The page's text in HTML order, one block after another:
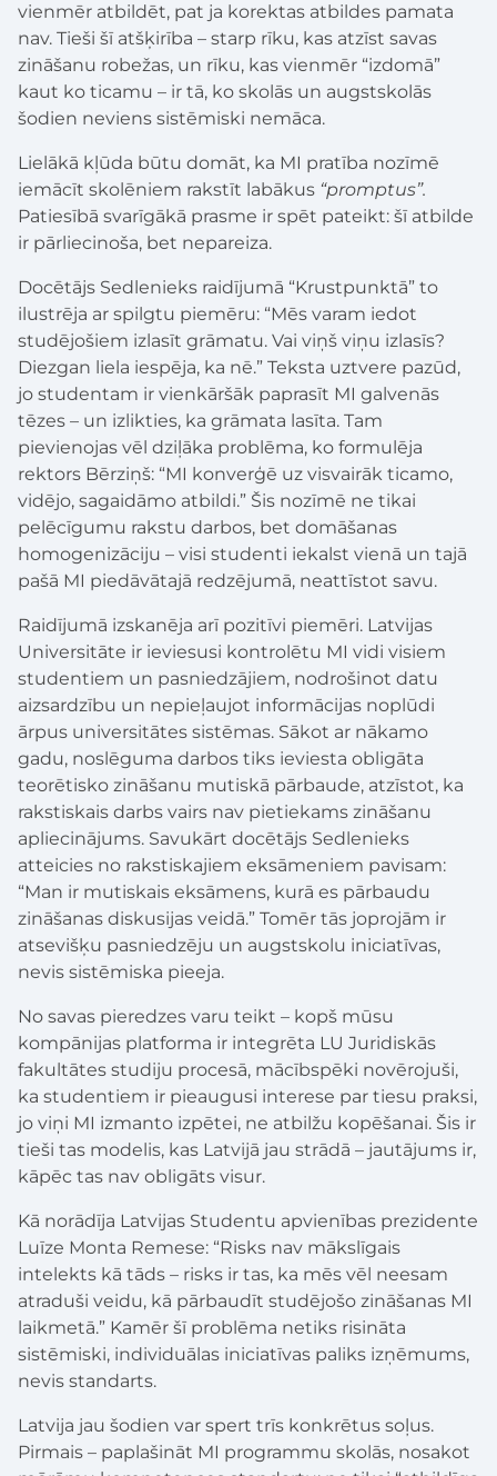
vienmēr atbildēt, pat ja korektas atbildes pamata
nav. Tieši šī atšķirība – starp rīku, kas atzīst savas
zināšanu robežas, un rīku, kas vienmēr “izdomā”
kaut ko ticamu – ir tā, ko skolās un augstskolās
šodien neviens sistēmiski nemāca.
Lielākā kļūda būtu domāt, ka MI pratība nozīmē
iemācīt skolēniem rakstīt labākus “promptus”.
Patiesībā svarīgākā prasme ir spēt pateikt: šī atbilde
ir pārliecinoša, bet nepareiza.
Docētājs Sedlenieks raidījumā “Krustpunktā” to
ilustrēja ar spilgtu piemēru: “Mēs varam iedot
studējošiem izlasīt grāmatu. Vai viņš viņu izlasīs?
Diezgan liela iespēja, ka nē.” Teksta uztvere pazūd,
jo studentam ir vienkāršāk paprasīt MI galvenās
tēzes – un izlikties, ka grāmata lasīta. Tam
pievienojas vēl dziļāka problēma, ko formulēja
rektors Bērziņš: “MI konverģē uz visvairāk ticamo,
vidējo, sagaidāmo atbildi.” Šis nozīmē ne tikai
pelēcīgumu rakstu darbos, bet domāšanas
homogenizāciju – visi studenti iekalst vienā un tajā
pašā MI piedāvātajā redzējumā, neattīstot savu.
Raidījumā izskanēja arī pozitīvi piemēri. Latvijas
Universitāte ir ieviesusi kontrolētu MI vidi visiem
studentiem un pasniedzājiem, nodrošinot datu
aizsardzību un nepieļaujot informācijas noplūdi
ārpus universitātes sistēmas. Sākot ar nākamo
gadu, noslēguma darbos tiks ieviesta obligāta
teorētisko zināšanu mutiskā pārbaude, atzīstot, ka
rakstiskais darbs vairs nav pietiekams zināšanu
apliecinājums. Savukārt docētājs Sedlenieks
atteicies no rakstiskajiem eksāmeniem pavisam:
“Man ir mutiskais eksāmens, kurā es pārbaudu
zināšanas diskusijas veidā.” Tomēr tās joprojām ir
atsevišķu pasniedzēju un augstskolu iniciatīvas,
nevis sistēmiska pieeja.
No savas pieredzes varu teikt – kopš mūsu
kompānijas platforma ir integrēta LU Juridiskās
fakultātes studiju procesā, mācībspēki novērojuši,
ka studentiem ir pieaugusi interese par tiesu praksi,
jo viņi MI izmanto izpētei, ne atbilžu kopēšanai. Šis ir
tieši tas modelis, kas Latvijā jau strādā – jautājums ir,
kāpēc tas nav obligāts visur.
Kā norādīja Latvijas Studentu apvienības prezidente
Luīze Monta Remese: “Risks nav mākslīgais
intelekts kā tāds – risks ir tas, ka mēs vēl neesam
atraduši veidu, kā pārbaudīt studējošo zināšanas MI
laikmetā.” Kamēr šī problēma netiks risināta
sistēmiski, individuālas iniciatīvas paliks izņēmums,
nevis standarts.
Latvija jau šodien var spert trīs konkrētus soļus.
Pirmais – paplašināt MI programmu skolās, nosakot